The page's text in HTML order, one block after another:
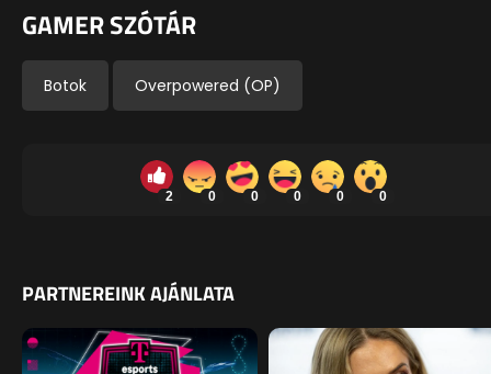
GAMER SZÓTÁR
Botok Overpowered (OP)
2 0 0 0 0 0
PARTNEREINK AJÁNLATA